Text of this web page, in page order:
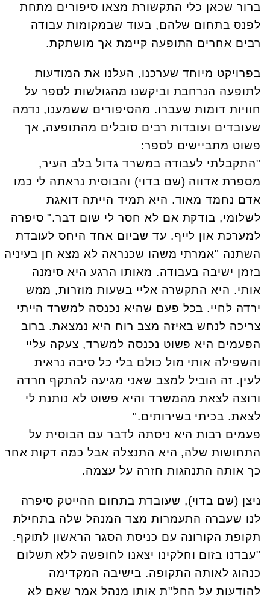
ברור שכאן כלי התקשורת מצאו סיפורים מתחת
לפנס בתחום שלהם, בעוד שבמקומות עבודה
רבים אחרים התופעה קיימת אך מושתקת.
בפרויקט מיוחד שערכנו, העלנו את המודעות
לתופעה הנרחבת וביקשנו מהגולשות לספר על
חוויות דומות שעברו. מהסיפורים ששמענו, נדמה
שעובדים ועובדות רבים סובלים מהתופעה, אך
פשוט מתביישים לספר:
"התקבלתי לעבודה במשרד גדול בלב העיר,
מספרת אדווה (שם בדוי) והבוסית נראתה לי כמו
אדם נחמד מאוד. היא תמיד הייתה דואגת
לשלומי, בודקת אם לא חסר לי שום דבר." סיפרה
למערכת און לייף. עד שביום אחד היחס לעובדת
השתנה "אמרתי משהו שכנראה לא מצא חן בעיניה
בזמן ישיבה בעבודה. מאותו הרגע היא סימנה
אותי. היא התקשרה אליי בשעות מוזרות, ממש
ירדה לחיי. בכל פעם שהיא נכנסה למשרד הייתי
צריכה לנחש באיזה מצב רוח היא נמצאת. ברוב
הפעמים היא פשוט נכנסה למשרד, צעקה עליי
והשפילה אותי מול כולם בלי כל סיבה נראית
לעין. זה הוביל למצב שאני מגיעה להתקף חרדה
ורוצה לצאת מהמשרד והיא פשוט לא נותנת לי
לצאת. בכיתי בשירותים."
פעמים רבות היא ניסתה לדבר עם הבוסית על
התחושות שלה, היא התנצלה אבל כמה דקות אחר
כך אותה התנהגות חזרה על עצמה.
ניצן (שם בדוי), שעובדת בתחום ההייטק סיפרה
לנו שעברה התעמרות מצד המנהל שלה בתחילת
תקופת הקורונה עם כניסת הסגר הראשון לתוקף.
"עבדנו בזום וחלקינו יצאנו לחופשה ללא תשלום
כנהוג לאותה התקופה. בישיבה המקדימה
להודעות על החל"ת אותו מנהל אמר שאם לא